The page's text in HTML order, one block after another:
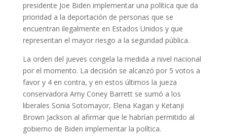
presidente Joe Biden implementar una política que da
prioridad a la deportación de personas que se
encuentran ilegalmente en Estados Unidos y que
representan el mayor riesgo a la seguridad pública.
La orden del jueves congela la medida a nivel nacional
por el momento. La decisión se alcanzó por 5 votos a
favor y 4 en contra, y en estos últimos la jueza
conservadora Amy Coney Barrett se sumó a los
liberales Sonia Sotomayor, Elena Kagan y Ketanji
Brown Jackson al afirmar que le habrían permitido al
gobierno de Biden implementar la política.